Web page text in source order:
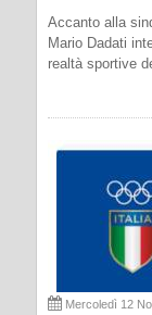
Accanto alla
Mario Dadati
realtà sportive
Mercoledì 12